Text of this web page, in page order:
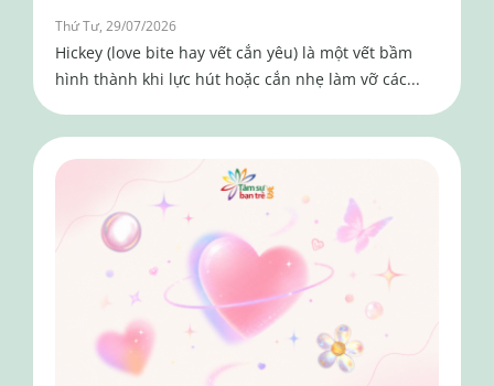
Thứ Tư, 29/07/2026
Hickey (love bite hay vết cắn yêu) là một vết bầm
hình thành khi lực hút hoặc cắn nhẹ làm vỡ các...